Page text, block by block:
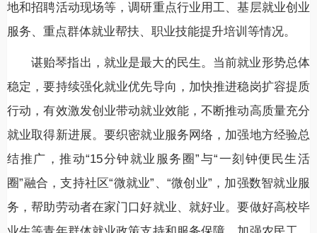
地和招聘活动现场等，调研重点行业用工、基层就业创业
服务、重点群体就业帮扶、职业技能提升培训等情况。
谌贻琴指出，就业是最大的民生。当前就业形势总体
稳定，要持续强化就业优先导向，加快推进稳岗扩容提质
行动，有效激发创业带动就业效能，不断推动高质量充分
就业取得新进展。要织密就业服务网络，加强地方经验总
结推广，推动“15分钟就业服务圈”与“一刻钟便民生活
圈”融合，支持社区“微就业”、“微创业”，加强数智就业服
务，帮助劳动者在家门口好就业、就好业。要做好高校毕